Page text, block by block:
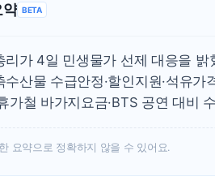
약 BETA
리가 4일 민생물가 선제 대응을 밝
수산물 수급안정·할인지원·석유가
가철 바가지요금·BTS 공연 대비
요약으로 정확하지 않을 수 있어요.